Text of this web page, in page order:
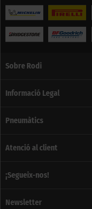
Sobre Rodi
Informació Legal
Pneumàtics
Atenció al client
¡Segueix-nos!
Newsletter